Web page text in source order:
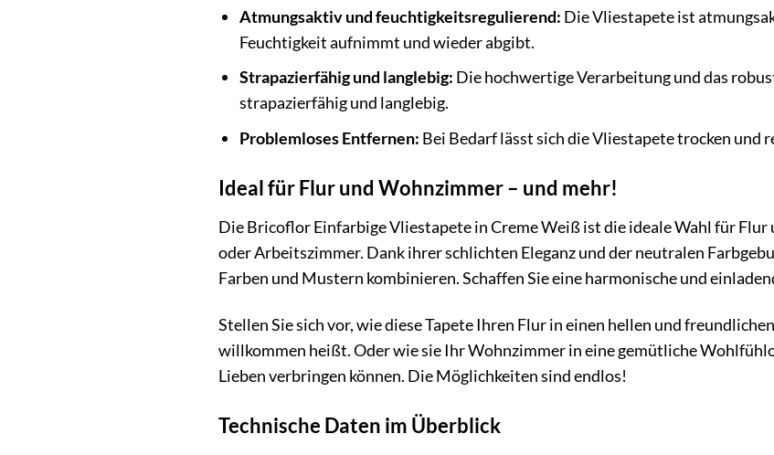
Atmungsaktiv und feuchtigkeitsregulierend: Die Vliestapete ist
Feuchtigkeit aufnimmt und wieder abgibt.
Strapazierfähig und langlebig: Die hochwertige Verarbeitung und das
strapazierfähig und langlebig.
Problemloses Entfernen: Bei Bedarf lässt sich die Vliestapete trocken und
Ideal für Flur und Wohnzimmer – und mehr!
Die Bricoflor Einfarbige Vliestapete in Creme Weiß ist die ideale Wahl für
oder Arbeitszimmer. Dank ihrer schlichten Eleganz und der neutralen
Farben und Mustern kombinieren. Schaffen Sie eine harmonische und
Stellen Sie sich vor, wie diese Tapete Ihren Flur in einen hellen und
willkommen heißt. Oder wie sie Ihr Wohnzimmer in eine gemütliche
Lieben verbringen können. Die Möglichkeiten sind endlos!
Technische Daten im Überblick